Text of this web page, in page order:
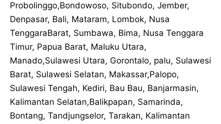
Probolinggo,Bondowoso, Situbondo, Jember,
Denpasar, Bali, Mataram, Lombok, Nusa
TenggaraBarat, Sumbawa, Bima, Nusa Tenggara
Timur, Papua Barat, Maluku Utara,
Manado,Sulawesi Utara, Gorontalo, palu, Sulawesi
Barat, Sulawesi Selatan, Makassar,Palopo,
Sulawesi Tengah, Kediri, Bau Bau, Banjarmasin,
Kalimantan Selatan,Balikpapan, Samarinda,
Bontang, Tandjungselor, Tarakan, Kalimantan